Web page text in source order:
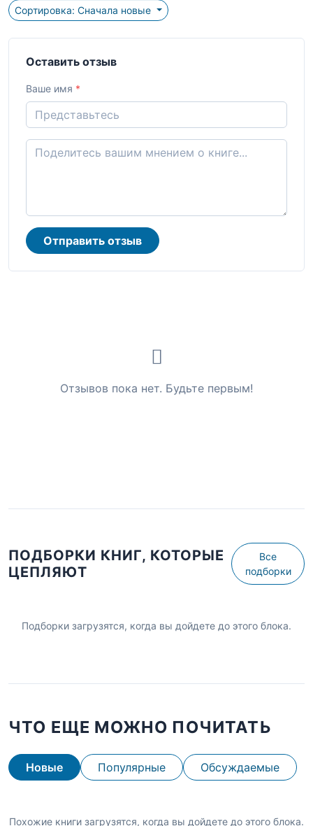
Сортировка: Сначала новые
Оставить отзыв
Ваше имя *
Отправить отзыв
Отзывов пока нет. Будьте первым!
ПОДБОРКИ КНИГ, КОТОРЫЕ
ЦЕПЛЯЮТ
Все
подборки
Подборки загрузятся, когда вы дойдете до этого блока.
ЧТО ЕЩЕ МОЖНО ПОЧИТАТЬ
Новые Популярные Обсуждаемые
Похожие книги загрузятся, когда вы дойдете до этого блока.